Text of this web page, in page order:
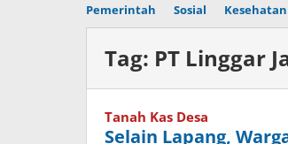
Pemerintah Sosial Kesehatan
Tag: PT Linggar
Tanah Kas Desa
Selain Lapang,